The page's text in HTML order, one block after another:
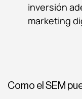
inversión
marketing
Como el SEM